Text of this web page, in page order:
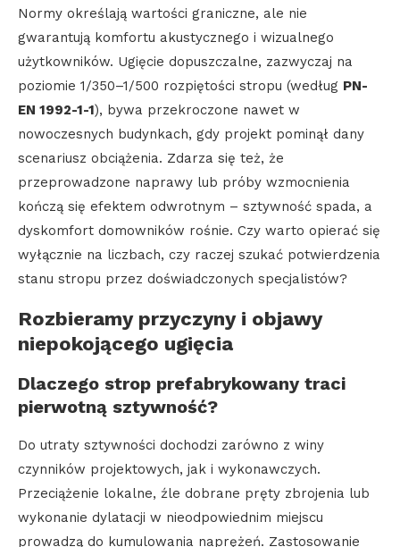
Normy określają wartości graniczne, ale nie
gwarantują komfortu akustycznego i wizualnego
użytkowników. Ugięcie dopuszczalne, zazwyczaj na
poziomie 1/350–1/500 rozpiętości stropu (według PN-
EN 1992-1-1), bywa przekroczone nawet w
nowoczesnych budynkach, gdy projekt pominął dany
scenariusz obciążenia. Zdarza się też, że
przeprowadzone naprawy lub próby wzmocnienia
kończą się efektem odwrotnym – sztywność spada, a
dyskomfort domowników rośnie. Czy warto opierać się
wyłącznie na liczbach, czy raczej szukać potwierdzenia
stanu stropu przez doświadczonych specjalistów?
Rozbieramy przyczyny i objawy
niepokojącego ugięcia
Dlaczego strop prefabrykowany traci
pierwotną sztywność?
Do utraty sztywności dochodzi zarówno z winy
czynników projektowych, jak i wykonawczych.
Przeciążenie lokalne, źle dobrane pręty zbrojenia lub
wykonanie dylatacji w nieodpowiednim miejscu
prowadzą do kumulowania naprężeń. Zastosowanie